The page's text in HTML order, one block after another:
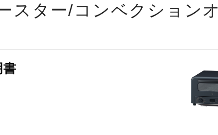
スター/コンベクションオ
書